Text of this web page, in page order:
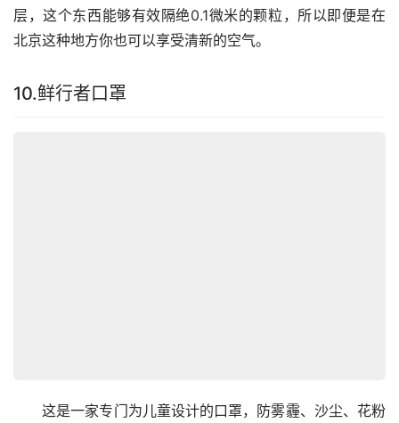
层，这个东西能够有效隔绝0.1微米的颗粒，所以即便是在
北京这种地方你也可以享受清新的空气。
10.鲜行者口罩
这是一家专门为儿童设计的口罩，防雾霾、沙尘、花粉